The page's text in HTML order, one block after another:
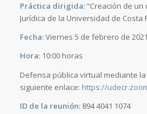
Práctica dirigida:“Creación de un
Jurídica de la Universidad de Costa
Fecha:Viernes 5 de febrero de
Hora:10:00 horas
Defensa pública virtual mediante
siguiente enlace: https://
ID de la reunión:894 4041 1074